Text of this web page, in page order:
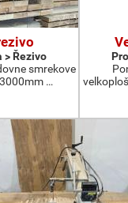
> Řezivo
smrekove
…